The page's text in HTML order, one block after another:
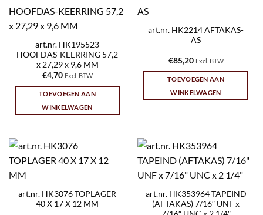
art.nr. HK195523
HOOFDAS-KEERRING 57,2
x 27,29 x 9,6 MM
€4,70 Excl. BTW
TOEVOEGEN AAN
WINKELWAGEN
art.nr. HK2214 AFTAKAS-
AS
€85,20 Excl. BTW
TOEVOEGEN AAN
WINKELWAGEN
art.nr. HK3076 TOPLAGER
40 X 17 X 12 MM
art.nr. HK353964 TAPEIND
(AFTAKAS) 7/16″ UNF x